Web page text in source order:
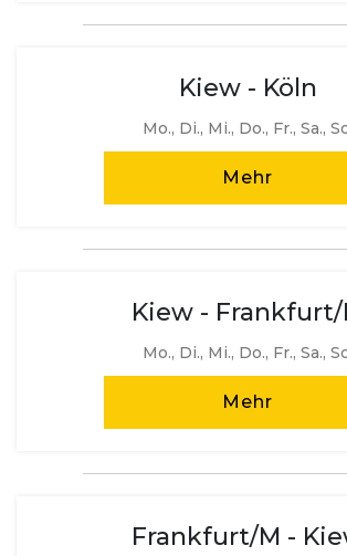
Kiew - Köln
Mo., Di., Mi., Do., Fr., Sa.,
Mehr
Kiew - Frankfurt/
Mo., Di., Mi., Do., Fr., Sa.,
Mehr
Frankfurt/M -